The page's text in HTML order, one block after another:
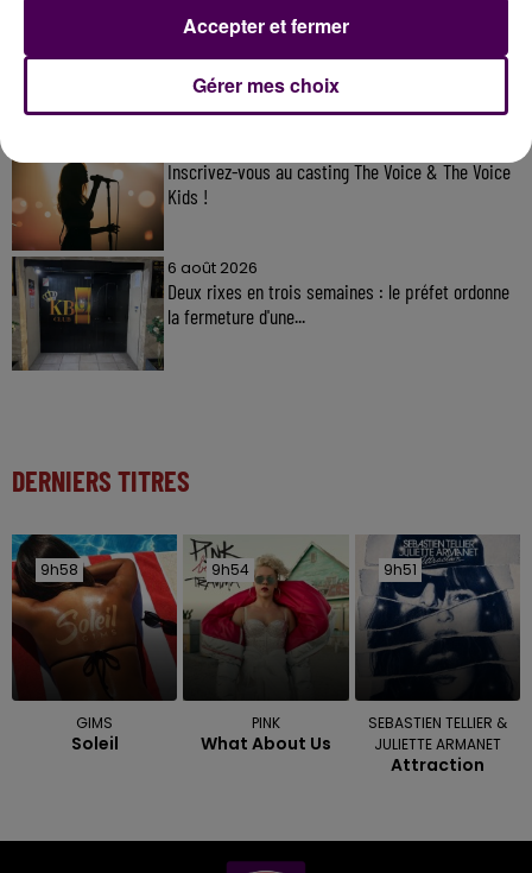
31 juillet 2026
Inscrivez-vous au casting The Voice & The Voice
Kids !
6 août 2026
Deux rixes en trois semaines : le préfet ordonne
la fermeture d'une...
DERNIERS TITRES
9h58
9h58
GIMS
Soleil
9h54
9h54
PINK
What About Us
9h51
9h51
SEBASTIEN TELLIER &
JULIETTE ARMANET
Attraction
Gérer mes choix
Accepter et fermer